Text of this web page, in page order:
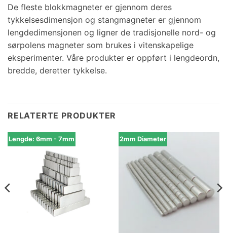
De fleste blokkmagneter er gjennom deres
tykkelsesdimensjon og stangmagneter er gjennom
lengdedimensjonen og ligner de tradisjonelle nord- og
sørpolens magneter som brukes i vitenskapelige
eksperimenter. Våre produkter er oppført i lengdeordn,
bredde, deretter tykkelse.
RELATERTE PRODUKTER
Lengde: 6mm - 7mm 2mm Diameter